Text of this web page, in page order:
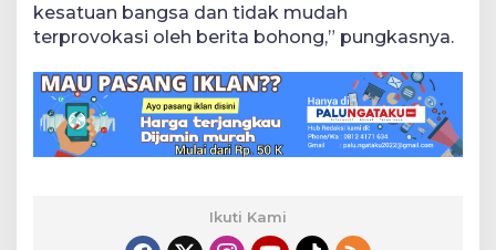
kesatuan bangsa dan tidak mudah
terprovokasi oleh berita bohong,” pungkasnya.
Ikuti Kami